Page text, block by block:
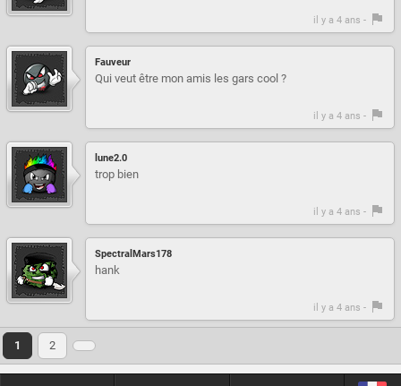
il y a 4 ans -
Fauveur
Qui veut être mon amis les gars cool ?
il y a 4 ans -
lune2.0
trop bien
il y a 4 ans -
SpectralMars178
hank
il y a 4 ans -
1 2